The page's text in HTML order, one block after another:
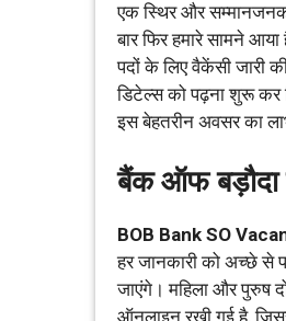
एक स्थिर और
बार फिर हमारे सामने
पदों के लिए वैकेंसी जारी
डिटेल्स को पढ़ना शुरू कर
इस बेहतरीन अवसर का
बैंक ऑफ बड़ौदा
BOB Bank SO
हर जानकारी को अच्छे
जाएंगे। महिला और पुरुष
ऑनलाइन रखी गई है,